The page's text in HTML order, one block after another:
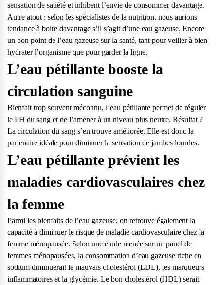
sensation de satiété et inhibent l’envie de consommer davantage.
Autre atout : selon les spécialistes de la nutrition, nous aurions
tendance à boire davantage s’il s’agit d’une eau gazeuse. Encore
un bon point de l’eau gazeuse sur la santé, tant pour veiller à bien
hydrater l’organisme que pour garder la ligne.
L’eau pétillante booste la
circulation sanguine
Bienfait trop souvent méconnu, l’eau pétillante permet de réguler
le PH du sang et de l’amener à un niveau plus neutre. Résultat ?
La circulation du sang s’en trouve améliorée. Elle est donc la
partenaire idéale pour diminuer la sensation de jambes lourdes.
L’eau pétillante prévient les
maladies cardiovasculaires chez
la femme
Parmi les bienfaits de l’eau gazeuse, on retrouve également la
capacité à diminuer le risque de maladie cardiovasculaire chez la
femme ménopausée. Selon une étude menée sur un panel de
femmes ménopausées, la consommation d’eau gazeuse riche en
sodium diminuerait le mauvais cholestérol (LDL), les marqueurs
inflammatoires et la glycémie. Le bon cholestérol (HDL) serait